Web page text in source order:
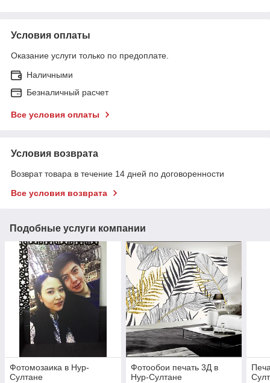
Условия оплаты
Оказание услуги только по предоплате.
Наличными
Безналичный расчет
Все условия оплаты
Условия возврата
Возврат товара в течение 14 дней по договоренности
Все условия возврата
Подобные услуги компании
Фотомозаика в Нур-
Султане
Фотообои печать 3Д в
Нур-Султане